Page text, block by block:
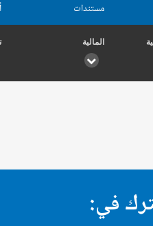
مستندات
المالية
في: